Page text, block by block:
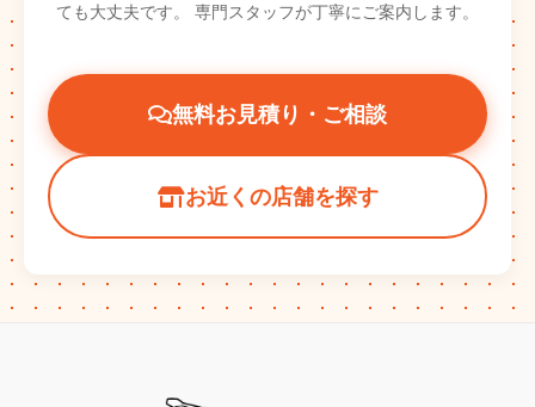
ても大丈夫です。
専門スタッフが丁寧にご案内します。
無料お見積り・ご相談
お近くの店舗を探す